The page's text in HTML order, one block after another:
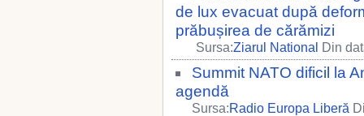
de lux evacuat după
prăbușirea de cărămizi
Sursa:Ziarul National Din
Summit NATO dificil la
agendă
Sursa:Radio Europa Liberă